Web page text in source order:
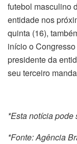
futebol masculino
entidade nos
quinta (16),
início o
presidente da
seu terceiro
*Esta notícia
*Fonte: Agência